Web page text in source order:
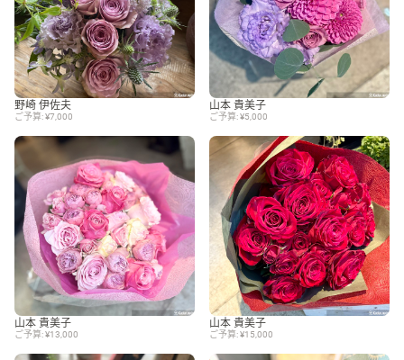
野崎 伊佐夫
ご予算: ¥7,000
山本 貴美子
ご予算: ¥5,000
山本 貴美子
ご予算: ¥13,000
山本 貴美子
ご予算: ¥15,000